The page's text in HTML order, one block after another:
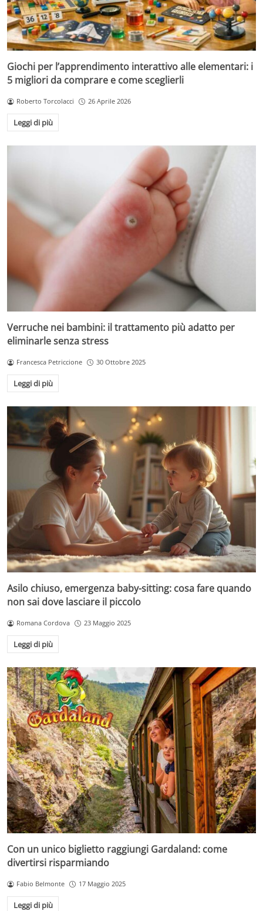
Giochi per l’apprendimento interattivo alle elementari: i
5 migliori da comprare e come sceglierli
Roberto Torcolacci 26 Aprile 2026
Leggi di più
Verruche nei bambini: il trattamento più adatto per
eliminarle senza stress
Francesca Petriccione 30 Ottobre 2025
Leggi di più
Asilo chiuso, emergenza baby-sitting: cosa fare quando
non sai dove lasciare il piccolo
Romana Cordova 23 Maggio 2025
Leggi di più
Con un unico biglietto raggiungi Gardaland: come
divertirsi risparmiando
Fabio Belmonte 17 Maggio 2025
Leggi di più